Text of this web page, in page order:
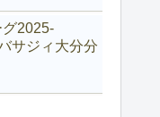
2025-
サジィ大分分